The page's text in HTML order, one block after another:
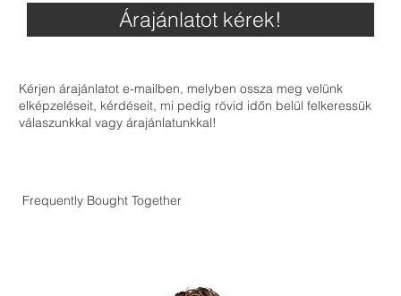
Árajánlatot kérek!
Kérjen árajánlatot e-mailben, melyben ossza meg velünk
elképzeléseit, kérdéseit, mi pedig rövid időn belül felkeressük
válaszunkkal vagy árajánlatunkkal!
Frequently Bought Together